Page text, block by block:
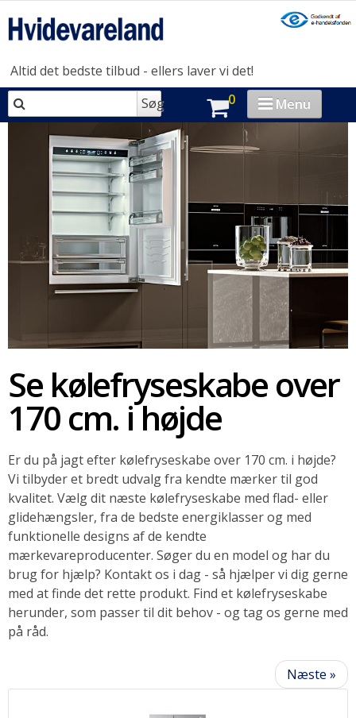
Altid det bedste tilbud - ellers laver vi det!
Søg
0 Menu
VASK & TØR
OPVASK
KØL & FRYS
HUSHOLDNING
OUTLET
SOMMERUDSALG
Se kølefryseskabe over
170 cm. i højde
Er du på jagt efter kølefryseskabe over 170 cm. i højde?
Vi tilbyder et bredt udvalg fra kendte mærker til god
kvalitet. Vælg dit næste kølefryseskabe med flad- eller
glidehængsler, fra de bedste energiklasser og med
funktionelle designs af de kendte
mærkevareproducenter. Søger du en model og har du
brug for hjælp? Kontakt os i dag - så hjælper vi dig gerne
med at finde det rette produkt. Find et kølefryseskabe
herunder, som passer til dit behov - og tag os gerne med
på råd.
Næste »